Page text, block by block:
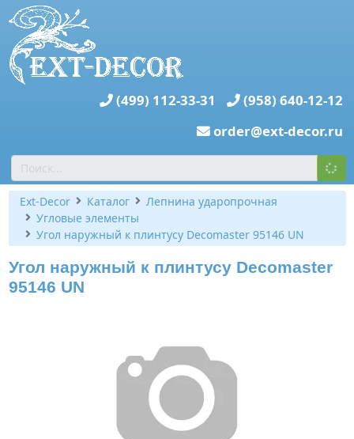
(499) 112-33-31
(958) 640-12-12
order@ext-decor.ru
Ext-Decor Каталог
Лепнина ударопрочная
Угловые элементы
Угол наружный к плинтусу Decomaster 95146 UN
Угол наружный к плинтусу Decomaster
95146 UN